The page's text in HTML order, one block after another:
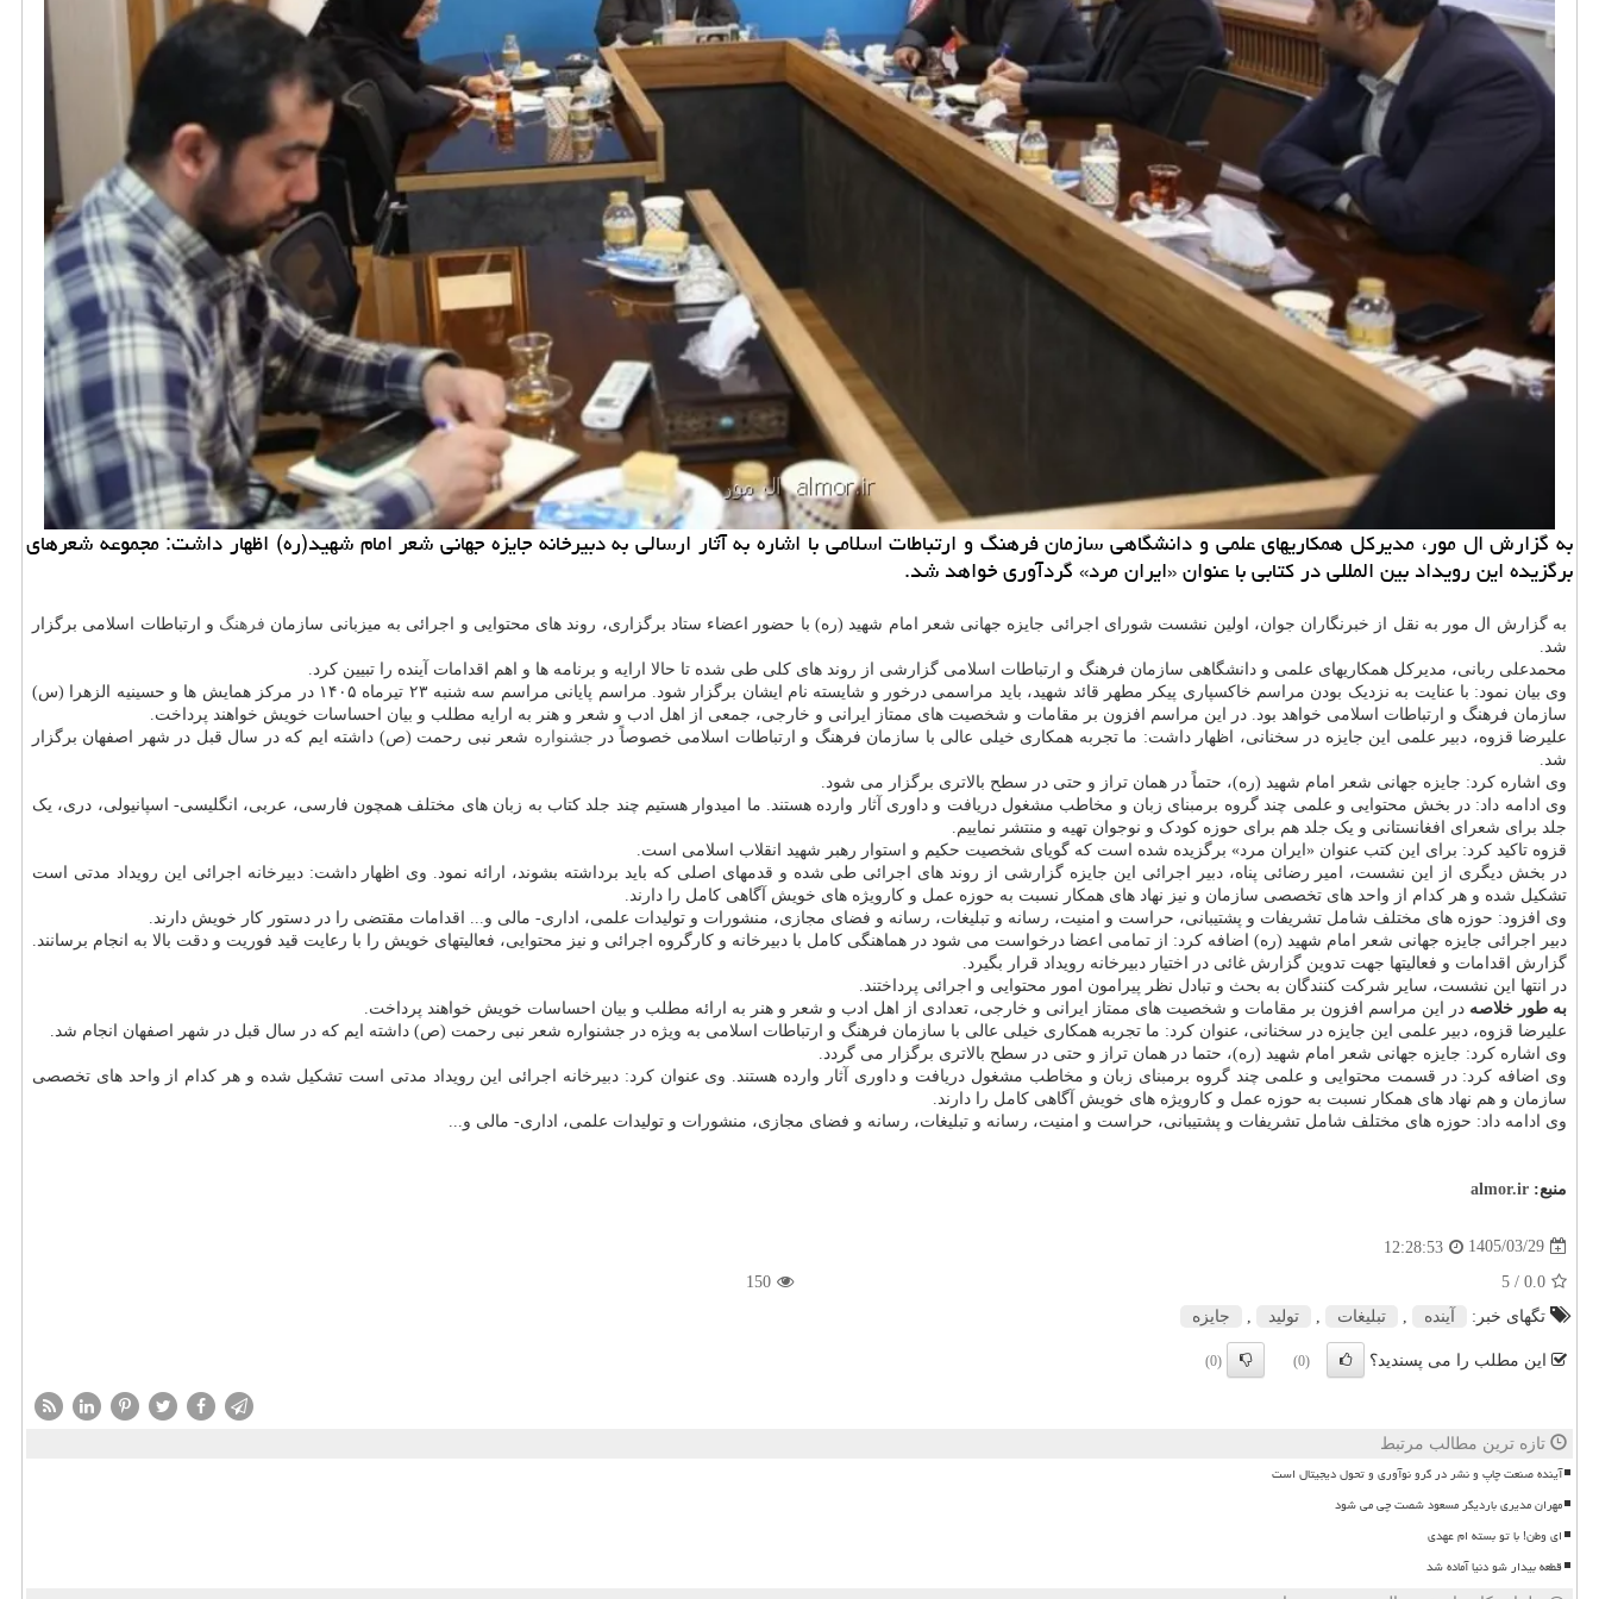
به گزارش ال مور، مدیرکل همکاریهای علمی و دانشگاهی سازمان فرهنگ و ارتباطات اسلامی با اشاره به آثار ارسالی به دبیرخانه جایزه جهانی شعر امام شهید(ره) اظهار داشت: مجموعه شعرهای
برگزیده این رویداد بین المللی در کتابی با عنوان «ایران مرد» گردآوری خواهد شد.
به گزارش ال مور به نقل از خبرنگاران جوان، اولین نشست شورای اجرائی جایزه جهانی شعر امام شهید (ره) با حضور اعضاء ستاد برگزاری، روند های محتوایی و اجرائی به میزبانی سازمان فرهنگ و ارتباطات اسلامی برگزار
شد.
محمدعلی ربانی، مدیرکل همکاریهای علمی و دانشگاهی سازمان فرهنگ و ارتباطات اسلامی گزارشی از روند های کلی طی شده تا حالا ارایه و برنامه ها و اهم اقدامات آینده را تبیین کرد.
وی بیان نمود: با عنایت به نزدیک بودن مراسم خاکسپاری پیکر مطهر قائد شهید، باید مراسمی درخور و شایسته نام ایشان برگزار شود. مراسم پایانی مراسم سه شنبه ۲۳ تیرماه ۱۴۰۵ در مرکز همایش ها و حسینیه الزهرا (س)
سازمان فرهنگ و ارتباطات اسلامی خواهد بود. در این مراسم افزون بر مقامات و شخصیت های ممتاز ایرانی و خارجی، جمعی از اهل ادب و شعر و هنر به ارایه مطلب و بیان احساسات خویش خواهند پرداخت.
علیرضا قزوه، دبیر علمی این جایزه در سخنانی، اظهار داشت: ما تجربه همکاری خیلی عالی با سازمان فرهنگ و ارتباطات اسلامی خصوصاً در جشنواره شعر نبی رحمت (ص) داشته ایم که در سال قبل در شهر اصفهان برگزار
شد.
وی اشاره کرد: جایزه جهانی شعر امام شهید (ره)، حتماً در همان تراز و حتی در سطح بالاتری برگزار می شود.
وی ادامه داد: در بخش محتوایی و علمی چند گروه برمبنای زبان و مخاطب مشغول دریافت و داوری آثار وارده هستند. ما امیدوار هستیم چند جلد کتاب به زبان های مختلف همچون فارسی، عربی، انگلیسی- اسپانیولی، دری، یک
جلد برای شعرای افغانستانی و یک جلد هم برای حوزه کودک و نوجوان تهیه و منتشر نماییم.
قزوه تاکید کرد: برای این کتب عنوان «ایران مرد» برگزیده شده است که گویای شخصیت حکیم و استوار رهبر شهید انقلاب اسلامی است.
در بخش دیگری از این نشست، امیر رضائی پناه، دبیر اجرائی این جایزه گزارشی از روند های اجرائی طی شده و قدمهای اصلی که باید برداشته بشوند، ارائه نمود. وی اظهار داشت: دبیرخانه اجرائی این رویداد مدتی است
تشکیل شده و هر کدام از واحد های تخصصی سازمان و نیز نهاد های همکار نسبت به حوزه عمل و کارویژه های خویش آگاهی کامل را دارند.
وی افزود: حوزه های مختلف شامل تشریفات و پشتیبانی، حراست و امنیت، رسانه و تبلیغات، رسانه و فضای مجازی، منشورات و تولیدات علمی، اداری- مالی و... اقدامات مقتضی را در دستور کار خویش دارند.
دبیر اجرائی جایزه جهانی شعر امام شهید (ره) اضافه کرد: از تمامی اعضا درخواست می شود در هماهنگی کامل با دبیرخانه و کارگروه اجرائی و نیز محتوایی، فعالیتهای خویش را با رعایت قید فوریت و دقت بالا به انجام برسانند.
گزارش اقدامات و فعالیتها جهت تدوین گزارش غائی در اختیار دبیرخانه رویداد قرار بگیرد.
در انتها این نشست، سایر شرکت کنندگان به بحث و تبادل نظر پیرامون امور محتوایی و اجرائی پرداختند.
به طور خلاصه در این مراسم افزون بر مقامات و شخصیت های ممتاز ایرانی و خارجی، تعدادی از اهل ادب و شعر و هنر به ارائه مطلب و بیان احساسات خویش خواهند پرداخت.
علیرضا قزوه، دبیر علمی این جایزه در سخنانی، عنوان کرد: ما تجربه همکاری خیلی عالی با سازمان فرهنگ و ارتباطات اسلامی به ویژه در جشنواره شعر نبی رحمت (ص) داشته ایم که در سال قبل در شهر اصفهان انجام شد.
وی اشاره کرد: جایزه جهانی شعر امام شهید (ره)، حتما در همان تراز و حتی در سطح بالاتری برگزار می گردد.
وی اضافه کرد: در قسمت محتوایی و علمی چند گروه برمبنای زبان و مخاطب مشغول دریافت و داوری آثار وارده هستند. وی عنوان کرد: دبیرخانه اجرائی این رویداد مدتی است تشکیل شده و هر کدام از واحد های تخصصی
سازمان و هم نهاد های همکار نسبت به حوزه عمل و کارویژه های خویش آگاهی کامل را دارند.
وی ادامه داد: حوزه های مختلف شامل تشریفات و پشتیبانی، حراست و امنیت، رسانه و تبلیغات، رسانه و فضای مجازی، منشورات و تولیدات علمی، اداری- مالی و...
منبع: almor.ir
1405/03/29
12:28:53
0.0
/ 5
150
تگهای خبر:
آینده , تبلیغات , تولید , جایزه
این مطلب را می پسندید؟ (0)
(0)
تازه ترین مطالب مرتبط
آینده صنعت چاپ و نشر در گرو نوآوری و تحول دیجیتال است
مهران مدیری باردیگر مسعود شصت چی می شود
ای وطن! با تو بسته ام عهدی
قطعه بیدار شو دنیا آماده شد